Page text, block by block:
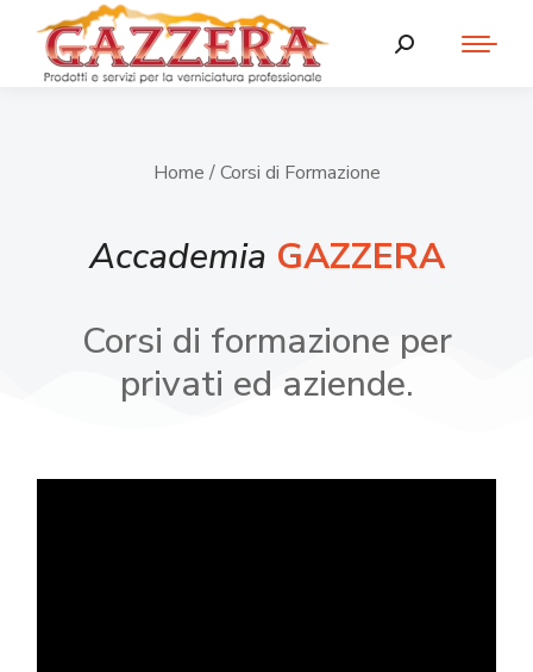
Home / Corsi di Formazione
Accademia GAZZERA
Corsi di formazione per
privati ed aziende.